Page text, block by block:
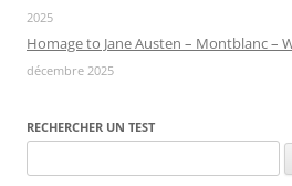
2025
Homage to Jane Austen – Montblanc –
décembre 2025
RECHERCHER UN TEST